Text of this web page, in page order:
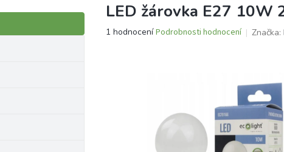
LED žárovka E27 10W
Průměrné
1 hodnocení Podrobnosti hodnocení Značka: